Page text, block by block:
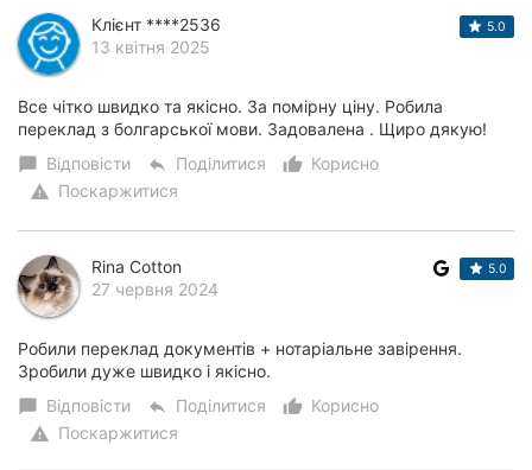
Ужгород
Карпати
Клієнт ****2536
13 квітня 2025
5.0
Все чітко швидко та якісно. За помірну ціну. Робила
переклад з болгарської мови. Задовалена . Щиро дякую!
chat_bubble Відповісти reply Поділитися thumb_up_alt
Корисно
warning Поскаржитися
Rina Cotton
27 червня 2024
5.0
Робили переклад документів + нотаріальне завірення.
Зробили дуже швидко і якісно.
chat_bubble Відповісти reply Поділитися thumb_up_alt
Корисно
warning Поскаржитися